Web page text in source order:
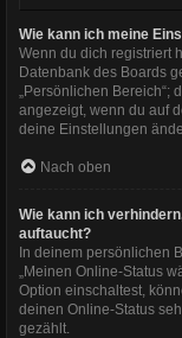
Wie kann ich meine
Wenn du dich registriert
Datenbank des Boards
„Persönlichen
angezeigt, wenn du auf
deine Einstellungen
Nach oben
Wie kann ich
auftaucht?
In deinem persönlichen
„Meinen Online-Status
Option einschaltest,
deinen Online-Status
gezählt.